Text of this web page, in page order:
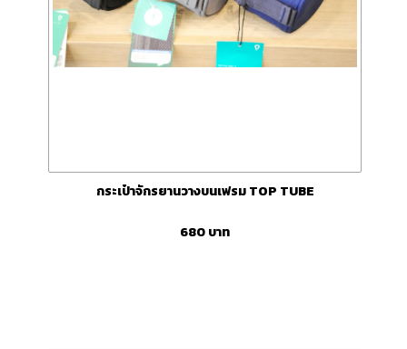
กระเป๋าจักรยานวางบนเฟรม TOP TUBE
680บาท